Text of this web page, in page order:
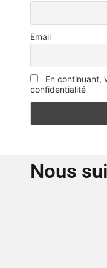
Email
En continuant,
confidentialité
Nous